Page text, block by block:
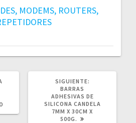
MODEMS, ROUTERS,
SIGUIENTE:
BARRAS
ADHESIVAS DE
SILICONA CANDELA
7MM X 30CM X
500G.